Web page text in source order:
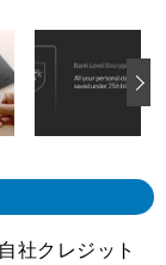
社クレジット